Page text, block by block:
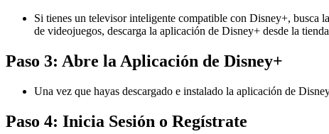
Si tienes un televisor inteligente compatible con Disney+, busca
de videojuegos, descarga la aplicación de Disney+ desde la
Paso 3: Abre la Aplicación de Disney+
Una vez que hayas descargado e instalado la aplicación de
Paso 4: Inicia Sesión o Regístrate